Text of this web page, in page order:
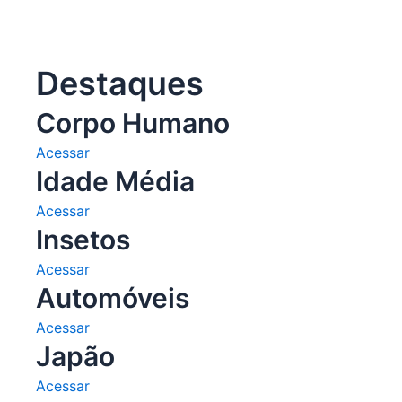
Destaques
Corpo Humano
Acessar
Idade Média
Acessar
Insetos
Acessar
Automóveis
Acessar
Japão
Acessar